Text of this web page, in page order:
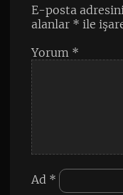
E-posta
alanlar * ile
Yorum *
Ad *